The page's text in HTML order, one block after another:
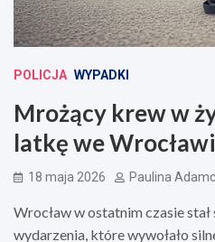
POLICJA WYPADKI
Mrożący krew w
latkę we
18 maja 2026 Paulina
Wrocław w ostatnim czasie
wydarzenia, które wywołało